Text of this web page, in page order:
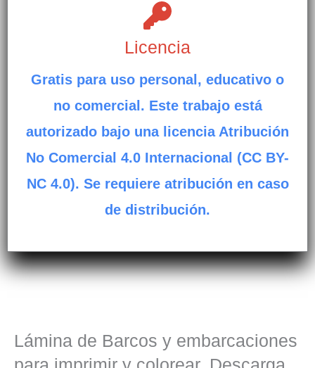
Licencia
Gratis para uso personal, educativo o
no comercial. Este trabajo está
autorizado bajo una licencia Atribución
No Comercial 4.0 Internacional (CC BY-
NC 4.0). Se requiere atribución en caso
de distribución.
Lámina de Barcos y embarcaciones